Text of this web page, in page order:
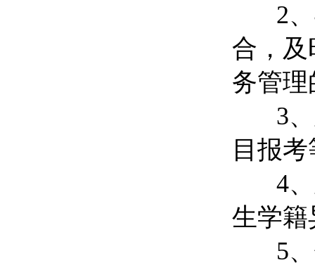
2、
合，
务管
3、
目报
4、
生学籍
5、